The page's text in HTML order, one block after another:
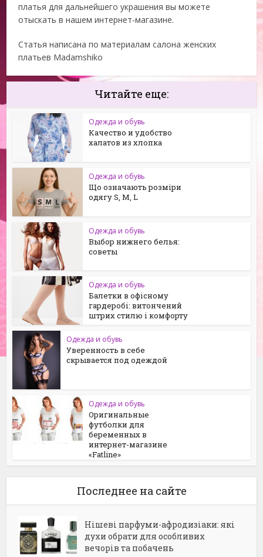
платья для дальнейшего украшения вы можете
отыскать в нашем интернет-магазине.
Статья написана по материалам салона женских
платьев Madamshiko
Читайте еще:
Одежда и обувь
Качество и удобство
халатов из хлопка
Одежда и обувь
Що означають розміри
одягу S, M, L
Одежда и обувь
Выбор нижнего белья:
советы
Одежда и обувь
Балетки в офісному
гардеробі: витончений
штрих стилю і комфорту
Одежда и обувь
Уверенность в себе
скрывается под одеждой
Одежда и обувь
Оригинальные
футболки для
беременных в
интернет-магазине
«Fatline»
Последнее на сайте
Нішеві парфуми-афродизіаки: які
духи обрати для особливих
вечорів та побачень